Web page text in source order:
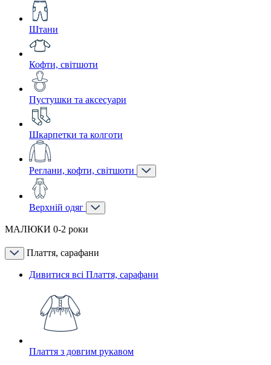
Штани
Кофти, світшоти
Пустушки та аксесуари
Шкарпетки та колготи
Реглани, кофти, світшоти
Верхній одяг
МАЛЮКИ 0-2 роки
Плаття, сарафани
Дивитися всі Плаття, сарафани
Плаття з довгим рукавом